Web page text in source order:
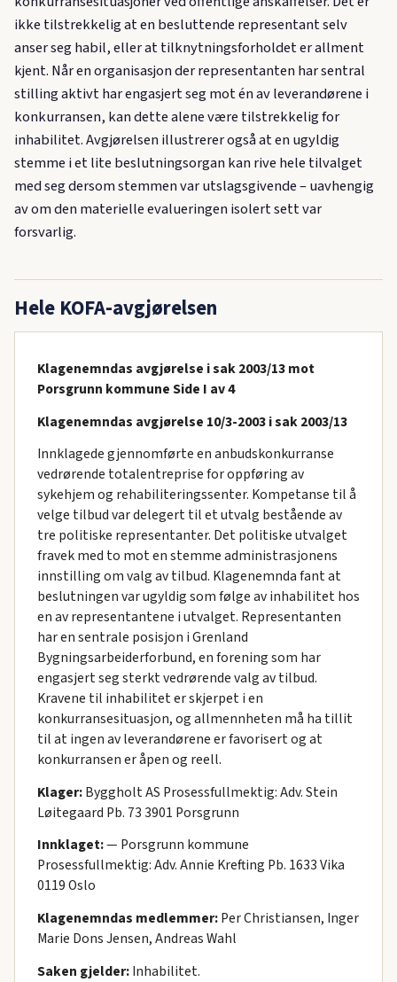
ikke tilstrekkelig at en besluttende representant selv
anser seg habil, eller at tilknytningsforholdet er allment
kjent. Når en organisasjon der representanten har sentral
stilling aktivt har engasjert seg mot én av leverandørene i
konkurransen, kan dette alene være tilstrekkelig for
inhabilitet. Avgjørelsen illustrerer også at en ugyldig
stemme i et lite beslutningsorgan kan rive hele tilvalget
med seg dersom stemmen var utslagsgivende – uavhengig
av om den materielle evalueringen isolert sett var
forsvarlig.
Hele KOFA-avgjørelsen
Klagenemndas avgjørelse i sak 2003/13 mot
Porsgrunn kommune Side I av 4
Klagenemndas avgjørelse 10/3-2003 i sak 2003/13
Innklagede gjennomførte en anbudskonkurranse
vedrørende totalentreprise for oppføring av
sykehjem og rehabiliteringssenter. Kompetanse til å
velge tilbud var delegert til et utvalg bestående av
tre politiske representanter. Det politiske utvalget
fravek med to mot en stemme administrasjonens
innstilling om valg av tilbud. Klagenemnda fant at
beslutningen var ugyldig som følge av inhabilitet hos
en av representantene i utvalget. Representanten
har en sentrale posisjon i Grenland
Bygningsarbeiderforbund, en forening som har
engasjert seg sterkt vedrørende valg av tilbud.
Kravene til inhabilitet er skjerpet i en
konkurransesituasjon, og allmennheten må ha tillit
til at ingen av leverandørene er favorisert og at
konkurransen er åpen og reell.
Klager:Byggholt AS Prosessfullmektig: Adv. Stein
Løitegaard Pb. 73 3901 Porsgrunn
Innklaget:— Porsgrunn kommune
Prosessfullmektig: Adv. Annie Krefting Pb. 1633 Vika
0119 Oslo
Klagenemndas medlemmer:Per Christiansen, Inger
Marie Dons Jensen, Andreas Wahl
Saken gjelder:Inhabilitet.